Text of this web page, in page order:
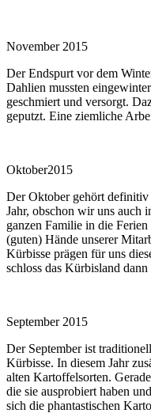
November 2015
Der Endspurt vor dem
Dahlien mussten
geschmiert und versorgt.
geputzt. Eine ziemliche
Oktober2015
Der Oktober gehört definitiv
Jahr, obschon wir uns auch
ganzen Familie in die
(guten) Hände unserer
Kürbisse prägen für uns
schloss das Kürbisland
September 2015
Der September ist
Kürbisse. In diesem Jahr
alten Kartoffelsorten.
die sie ausprobiert haben
sich die phantastischen